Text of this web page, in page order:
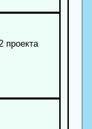
проекта